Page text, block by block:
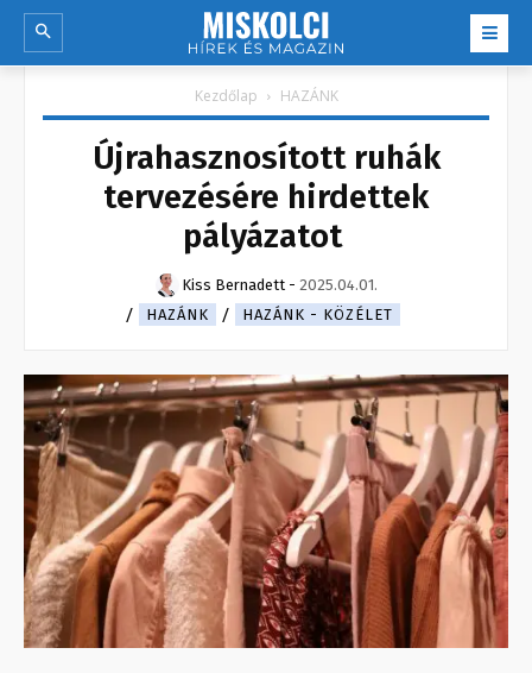
Kezdőlap HAZÁNK
Újrahasznosított ruhák
tervezésére hirdettek
pályázatot
Kiss Bernadett - 2025.04.01.
HAZÁNK
HAZÁNK - KÖZÉLET